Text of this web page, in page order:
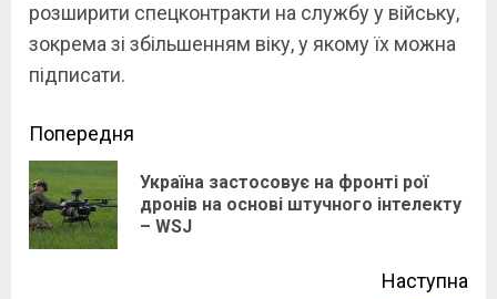
розширити спецконтракти на службу у війську,
зокрема зі збільшенням віку, у якому їх можна
підписати.
Continue
Reading
Попередня
Україна застосовує на фронті рої
дронів на основі штучного інтелекту
– WSJ
Наступна